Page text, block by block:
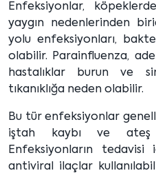
Enfeksiyonlar,
yaygın nedenlerinden
yolu enfeksiyonları,
olabilir. Parainfluenza,
hastalıklar burun ve
tıkanıklığa neden olabilir.
Bu tür enfeksiyonlar
iştah kaybı ve
Enfeksiyonların
antiviral ilaçlar